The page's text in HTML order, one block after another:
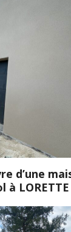
d’une
à LORETTE